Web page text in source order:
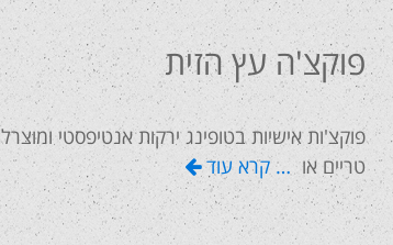
פוקצ'ה עץ הזית
טריים או … קרא עוד